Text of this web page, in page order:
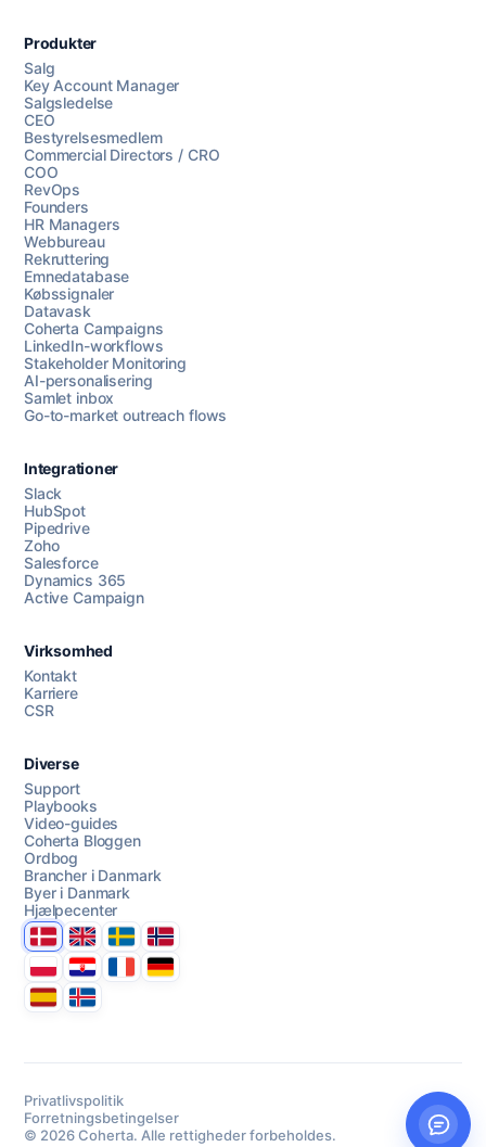
Chat med os
AI Campaign Assist
Produkter
Salg
Key Account Manager
Salgsledelse
CEO
Bestyrelsesmedlem
Commercial Directors / CRO
COO
RevOps
Founders
HR Managers
Webbureau
Rekruttering
Emnedatabase
Købssignaler
Datavask
Coherta Campaigns
LinkedIn-workflows
Stakeholder Monitoring
AI-personalisering
Samlet inbox
Go-to-market outreach flows
Integrationer
Slack
HubSpot
Pipedrive
Zoho
Salesforce
Dynamics 365
Active Campaign
Virksomhed
Kontakt
Karriere
CSR
Diverse
Support
Playbooks
Video-guides
Coherta Bloggen
Ordbog
Brancher i Danmark
Byer i Danmark
Hjælpecenter
DanmarkUnited Kingdom
SverigeNorge
PolskaHrvatskaFranceDeutschland
EspanaÍsland
Privatlivspolitik
Forretningsbetingelser
© 2026 Coherta. Alle rettigheder forbeholdes.